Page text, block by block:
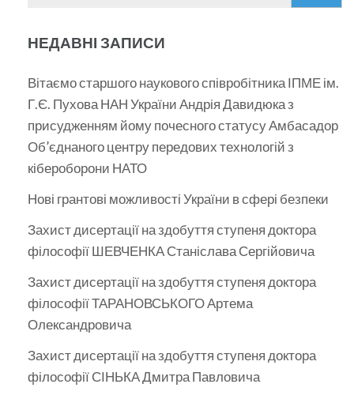
НЕДАВНІ ЗАПИСИ
Вітаємо старшого наукового співробітника ІПМЕ ім.
Г.Є. Пухова НАН України Андрія Давидюка з
присудженням йому почесного статусу Амбасадор
Об’єднаного центру передових технологій з
кібероборони НАТО
Нові грантові можливості України в сфері безпеки
Захист дисертації на здобуття ступеня доктора
філософії ШЕВЧЕНКА Станіслава Сергійовича
Захист дисертації на здобуття ступеня доктора
філософії ТАРАНОВСЬКОГО Артема
Олександровича
Захист дисертації на здобуття ступеня доктора
філософії СІНЬКА Дмитра Павловича